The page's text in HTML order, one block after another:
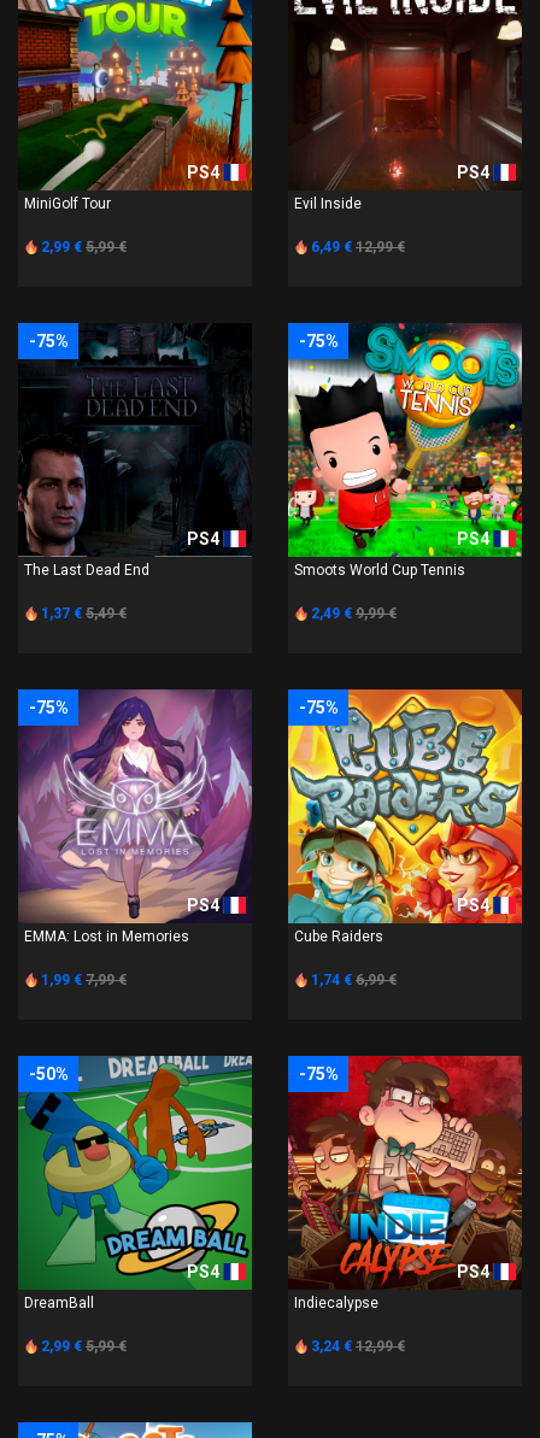
PS4
MiniGolf Tour
2,99 € 5,99 €
PS4
Evil Inside
6,49 € 12,99 €
-75%
PS4
The Last Dead End
1,37 € 5,49 €
-75%
PS4
Smoots World Cup Tennis
2,49 € 9,99 €
-75%
PS4
EMMA: Lost in Memories
1,99 € 7,99 €
-75%
PS4
Cube Raiders
1,74 € 6,99 €
-50%
PS4
DreamBall
2,99 € 5,99 €
-75%
PS4
Indiecalypse
3,24 € 12,99 €